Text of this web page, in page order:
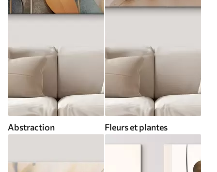
Abstraction Fleurs et plantes